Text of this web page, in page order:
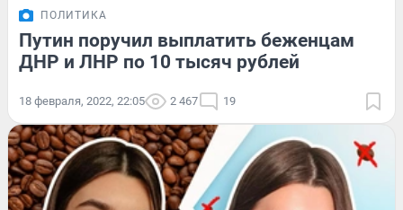
ПОЛИТИКА
Путин поручил выплатить беженцам
ДНР и ЛНР по 10 тысяч рублей
18 февраля, 2022, 22:05 2 467 19